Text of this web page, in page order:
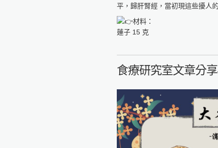
平，歸肝腎經，當初現這些擾人
材料：
蓮子 15 克
山藥 15 克
枸杞 15 克
1. 將蓮子、茯苓、山藥、枸杞放
2. 加入500毫升的清水，以小火
功效：
補益氣血，主治氣血虛弱、神疲
參考資料：
食療研究室文章分